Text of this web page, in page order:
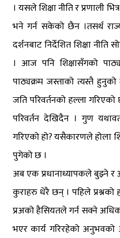
। यसले शिक्षा नीति र प्रणाली
भने गर्न सकेको छैन ।तसर्थ
दर्शनबाट निर्देशित शिक्षा
। आज पनि शिक्षासँगको
पाठ्यक्रम जस्ताको त्यस्तै
जति परिवर्तनको हल्ला गरिएको
परिवर्तन देखिदैन । गुण
गरिएको हो? यसैकारणले होला
पुगेको छ ।
अब एक प्रधानाध्यापकले बुझ्ने र
कुराहरु धेरै छन् । पहिले
प्रअको हैसियतले गर्न सक्ने
भएर कार्य गरिरहेको अनुभवको